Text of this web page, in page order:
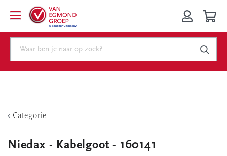
Categorie
Niedax - Kabelgoot - 160141